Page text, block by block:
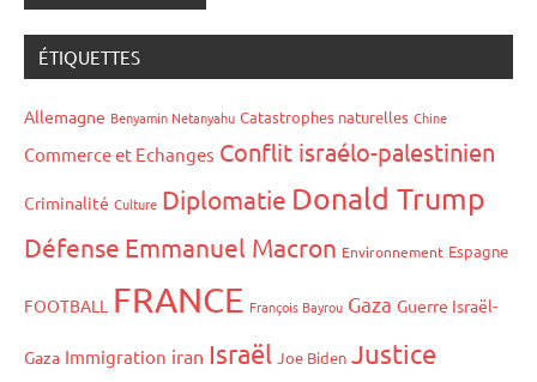
ÉTIQUETTES
Allemagne Benyamin Netanyahu Catastrophes naturelles Chine
Commerce et Echanges Conflit israélo-palestinien
Criminalité Culture Diplomatie Donald Trump
Défense Emmanuel Macron Environnement Espagne
FOOTBALL FRANCE François Bayrou Gaza Guerre Israël-
Gaza Immigration iran Israël Joe Biden Justice